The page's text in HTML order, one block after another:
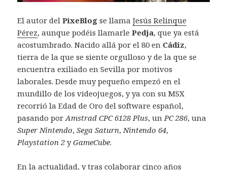
El autor delPixeBlog se llamaJesús Relinque
Pérez, aunque podéis llamarlePedja, que ya está
acostumbrado. Nacido allá por el 80 en Cádiz,
tierra de la que se siente orgulloso y de la que se
encuentra exiliado en Sevilla por motivos
laborales. Desde muy pequeño empezó en el
mundillo de los videojuegos, y ya con su MSX
recorrió la Edad de Oro del software español,
pasando porAmstrad CPC 6128 Plus, un PC 286, una
Super Nintendo,Sega Saturn, Nintendo 64,
Playstation 2 yGameCube.
En la actualidad, y tras colaborar cinco años